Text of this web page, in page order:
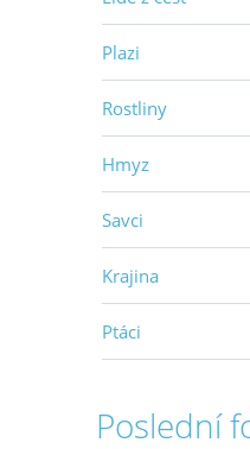
Plazi
Rostliny
Hmyz
Savci
Krajina
Ptáci
Poslední